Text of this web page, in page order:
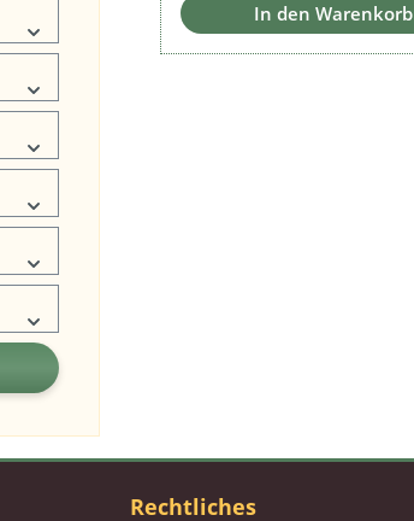
In den Warenkorb
Rechtliches